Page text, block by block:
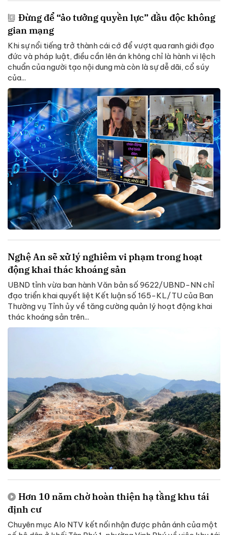
Đừng để “ảo tưởng quyền lực” đầu độc không
gian mạng
Khi sự nổi tiếng trở thành cái cớ để vượt qua ranh giới đạo
đức và pháp luật, điều cần lên án không chỉ là hành vi lệch
chuẩn của người tạo nội dung mà còn là sự dễ dãi, cổ súy
của...
Nghệ An sẽ xử lý nghiêm vi phạm trong hoạt
động khai thác khoáng sản
UBND tỉnh vừa ban hành Văn bản số 9622/UBND-NN chỉ
đạo triển khai quyết liệt Kết luận số 165-KL/TU của Ban
Thường vụ Tỉnh ủy về tăng cường quản lý hoạt động khai
thác khoáng sản trên...
Hơn 10 năm chờ hoàn thiện hạ tầng khu tái
định cư
Chuyên mục Alo NTV kết nối nhận được phản ánh của một